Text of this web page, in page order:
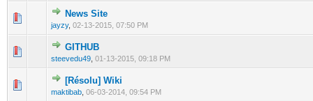
News Site
jayzy, 02-13-2015, 07:50 PM
1 Vote(s) - 5 out of 5 in Average
GITHUB
steevedu49 01-13-2015, 09:18 PM
0 Vote(s) - 0 out of 5 in Average
[Résolu] Wiki
maktibab 06-03-2014, 09:54 PM
0 Vote(s) - 0 out of 5 in Average